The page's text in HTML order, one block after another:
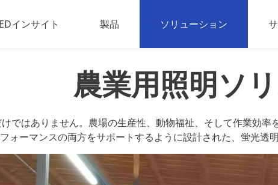
インサイト
ポーツの専門知識
物科学
製品
LEDスポーツ照明
家禽・家畜用照明
産業用照明
LED屋外投光器
高出力LED
ソリューション
農業用照明ソ
ではありません。農場の生産性、動物福祉、そして作業効
ォーマンスの両方をサポートするように設計された、蛍光透